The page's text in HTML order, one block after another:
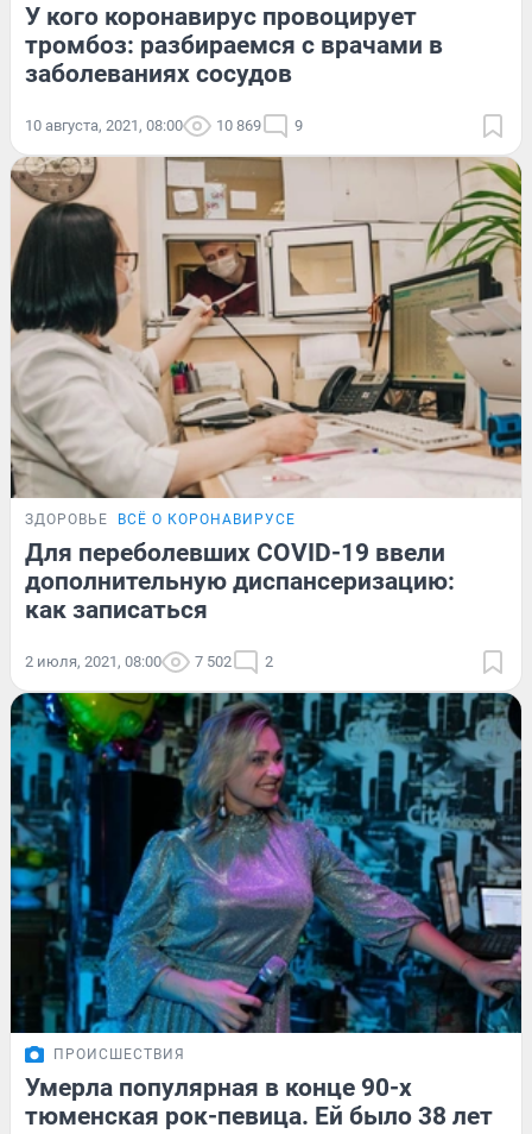
У кого коронавирус провоцирует
тромбоз: разбираемся с врачами в
заболеваниях сосудов
10 августа, 2021, 08:00 10 869 9
ЗДОРОВЬЕ ВСЁ О КОРОНАВИРУСЕ
Для переболевших COVID-19 ввели
дополнительную диспансеризацию:
как записаться
2 июля, 2021, 08:00 7 502 2
ПРОИСШЕСТВИЯ
Умерла популярная в конце 90-х
тюменская рок-певица. Ей было 38 лет